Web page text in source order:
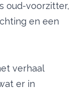
oud-voorzitter,
en een
verhaal
er in